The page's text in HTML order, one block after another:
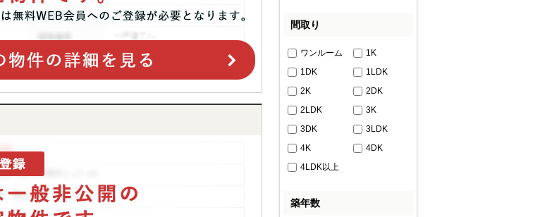
間取り
ワンルーム
1K
1DK
1LDK
2K
2DK
2LDK
3K
3DK
3LDK
4K
4DK
4LDK以上
築年数